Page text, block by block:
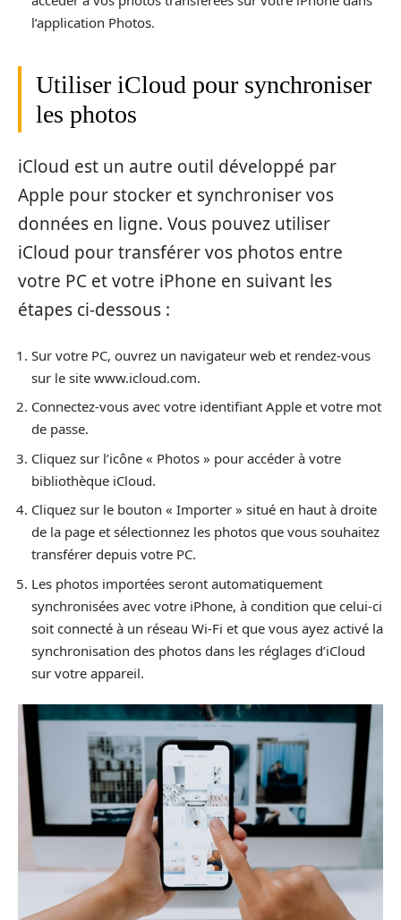
l’application Photos.
Utiliser iCloud pour synchroniser
les photos
iCloud est un autre outil développé par
Apple pour stocker et synchroniser vos
données en ligne. Vous pouvez utiliser
iCloud pour transférer vos photos entre
votre PC et votre iPhone en suivant les
étapes ci-dessous :
Sur votre PC, ouvrez un navigateur web et rendez-vous
sur le site www.icloud.com.
Connectez-vous avec votre identifiant Apple et votre mot
de passe.
Cliquez sur l’icône « Photos » pour accéder à votre
bibliothèque iCloud.
Cliquez sur le bouton « Importer » situé en haut à droite
de la page et sélectionnez les photos que vous souhaitez
transférer depuis votre PC.
Les photos importées seront automatiquement
synchronisées avec votre iPhone, à condition que celui-ci
soit connecté à un réseau Wi-Fi et que vous ayez activé la
synchronisation des photos dans les réglages d’iCloud
sur votre appareil.